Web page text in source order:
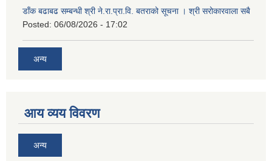
डाँक बढाबढ सम्बन्धी श्री ने.रा.प्रा.वि. बतराको सूचना । श्री सरोकारवाला सबै
Posted: 06/08/2026 - 17:02
अन्य
आय व्यय विवरण
अन्य